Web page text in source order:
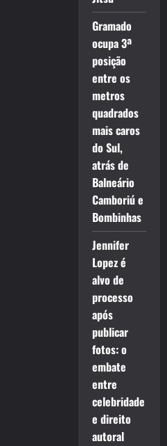
Gramado
ocupa 3ª
posição
entre os
metros
quadrados
mais caros
do Sul,
atrás de
Balneário
Camboriú e
Bombinhas
Jennifer
Lopez é
alvo de
processo
após
publicar
fotos: o
embate
entre
celebridade
e direito
autoral